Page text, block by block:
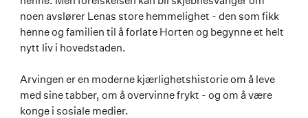
noen avslører Lenas store hemmelighet - den som fikk
henne og familien til å forlate Horten og begynne et helt
nytt liv i hovedstaden.
Arvingen er en moderne kjærlighetshistorie om å leve
med sine tabber, om å overvinne frykt - og om å være
konge i sosiale medier.